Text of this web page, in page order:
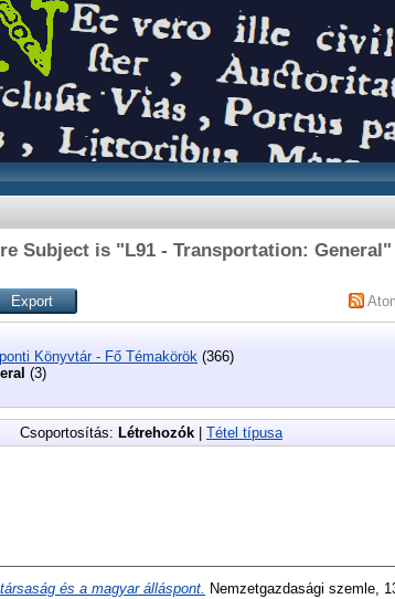
Subject is "L91 - Transportation: General"
Könyvtár - Fő Témakörök (366)
(3)
Csoportosítás: Létrehozók | Tétel típusa
és a magyar álláspont. Nemzetgazdasági szemle,